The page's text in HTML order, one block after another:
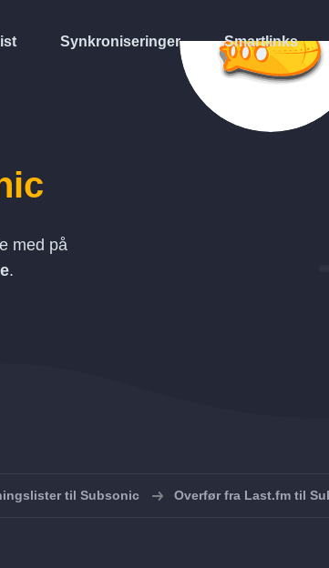
Synkroniseringer Smartlinks
med på
.
til Subsonic Overfør fra Last.fm til